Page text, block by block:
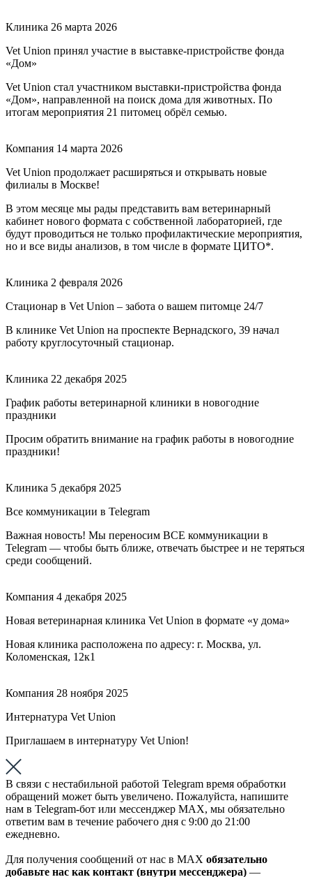
Клиника 26 марта 2026
Vet Union принял участие в выставке-пристройстве фонда
«Дом»
Vet Union стал участником выставки-пристройства фонда
«Дом», направленной на поиск дома для животных. По
итогам мероприятия 21 питомец обрёл семью.
Компания 14 марта 2026
Vet Union продолжает расширяться и открывать новые
филиалы в Москве!
В этом месяце мы рады представить вам ветеринарный
кабинет нового формата с собственной лабораторией, где
будут проводиться не только профилактические мероприятия,
но и все виды анализов, в том числе в формате ЦИТО*.
Клиника 2 февраля 2026
Стационар в Vet Union – забота о вашем питомце 24/7
В клинике Vet Union на проспекте Вернадского, 39 начал
работу круглосуточный стационар.
Клиника 22 декабря 2025
График работы ветеринарной клиники в новогодние
праздники
Просим обратить внимание на график работы в новогодние
праздники!
Клиника 5 декабря 2025
Все коммуникации в Telegram
Важная новость! Мы переносим ВСЕ коммуникации в
Telegram — чтобы быть ближе, отвечать быстрее и не теряться
среди сообщений.
Компания 4 декабря 2025
Новая ветеринарная клиника Vet Union в формате «у дома»
Новая клиника расположена по адресу: г. Москва, ул.
Коломенская, 12к1
Компания 28 ноября 2025
Интернатура Vet Union
Приглашаем в интернатуру Vet Union!
В связи с нестабильной работой Telegram время обработки
обращений может быть увеличено. Пожалуйста, напишите
нам в Telegram-бот или мессенджер МАХ, мы обязательно
ответим вам в течение рабочего дня с 9:00 до 21:00
ежедневно.
Для получения сообщений от нас в МАХ обязательно
добавьте нас как контакт (внутри мессенджера) —